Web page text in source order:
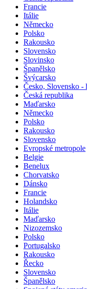
Francie
Itálie
Německo
Polsko
Rakousko
Slovensko
Slovinsko
Španělsko
Švýcarsko
Česko, Slovensko -
Česká republika
Maďarsko
Německo
Polsko
Rakousko
Slovensko
Evropské metropole
Belgie
Benelux
Chorvatsko
Dánsko
Francie
Holandsko
Itálie
Maďarsko
Nizozemsko
Polsko
Portugalsko
Rakousko
Řecko
Slovensko
Španělsko